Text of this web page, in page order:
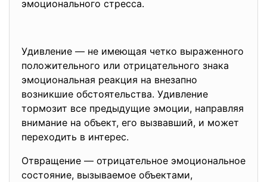
эмоционального стресса.
Удивление — не имеющая четко выраженного
положительного или отрицательного знака
эмоциональная реакция на внезапно
возникшие обстоятельства. Удивление
тормозит все предыдущие эмоции, направляя
внимание на объект, его вызвавший, и может
переходить в интерес.
Отвращение — отрицательное эмоциональное
состояние, вызываемое объектами,